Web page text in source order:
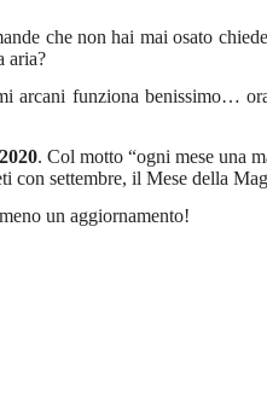
che non hai mai osato
aria?
arcani funziona benissimo…
. Col motto “ogni mese una
con settembre, il Mese della
un aggiornamento!